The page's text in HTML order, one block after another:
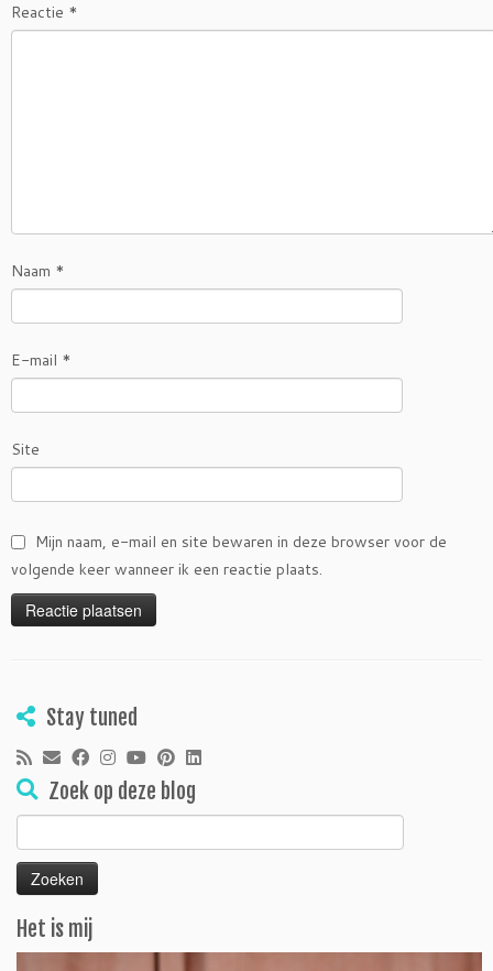
Reactie *
Naam *
E-mail *
Site
Mijn naam, e-mail en site bewaren in deze browser voor de
volgende keer wanneer ik een reactie plaats.
Stay tuned
Zoek op deze blog
naar:
Het is mij